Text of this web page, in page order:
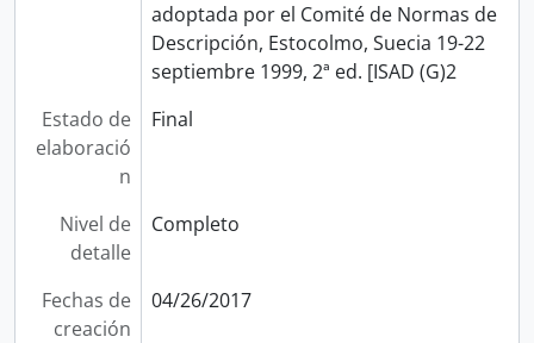
adoptada por el Comité de Normas de
Descripción, Estocolmo, Suecia 19-22
septiembre 1999, 2ª ed. [ISAD (G)2
Estado de
elaboració
n
Final
Nivel de
detalle
Completo
Fechas de
creación
04/26/2017